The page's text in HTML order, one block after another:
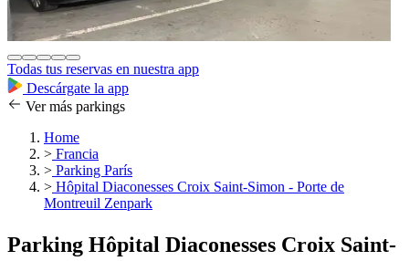
Todas tus reservas en nuestra app
Descárgate la app
Ver más parkings
Home
> Francia
> Parking París
> Hôpital Diaconesses Croix Saint-Simon - Porte de
Montreuil Zenpark
Parking Hôpital Diaconesses Croix Saint-